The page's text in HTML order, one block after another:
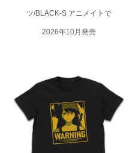
ツ/BLACK-S アニメイトで
2026年10月発売